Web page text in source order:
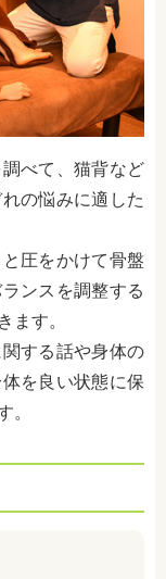
べて、猫背など
の悩みに適した
圧をかけて骨盤
ンスを調整する
ます。
する話や身体の
を良い状態に保
。